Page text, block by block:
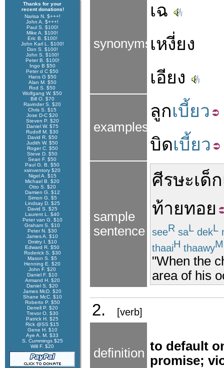
Thanks for your
recent donations!
Narisa N. $+++!
John A. $+++!
Paul S. $100!
Mike A. $100!
Eric B. $100!
John Karl L. $100!
Don S. $100!
John S. $100!
Peter B. $100!
Ingo B $50
Peter d C $50
Hans G $50
Alan M. $50
Rod S. $50
Wolfgang W. $50
Bill O. $70
Ravinder S. $20
Chris S. $15
Jose D-C $20
Steven P. $20
Daniel W. $75
Rudolf M. $30
David R. $50
Judith W. $50
Roger C. $50
Steve D. $50
Sean F. $50
Paul G. B. $50
xsinventory $20
Nigel A. $15
Michael B. $20
Otto S. $20
Damien G. $12
Simon G. $5
Lindsay D. $25
David S. $25
Laurent L. $40
Peter van G. $10
Graham S. $10
Peter N. $30
James A. $10
Dmitry I. $10
Edward R. $50
Roderick S. $30
Mason S. $5
Henning E. $20
John F. $20
Daniel F. $10
Armand H. $20
Daniel S. $20
James McD. $20
Shane McC. $10
Roberto P. $50
Derrell P. $20
Trevor O. $30
Patrick H. $25
Rick @SS $15
Gene H. $10
Aye A. M. $33
S. Cummings $25
Will F. $20
synonyms
เฉ
เหงี่ยง
เอียง
examples
ลูกเบี้ยว
บิดเบี้ยว
sample
sentence
ศีรษะเด็ก
ท้ายทอย
seeR saL dekL
thaaiH thaawyM
"When the
area of his
2. [verb]
definition to default
promise;